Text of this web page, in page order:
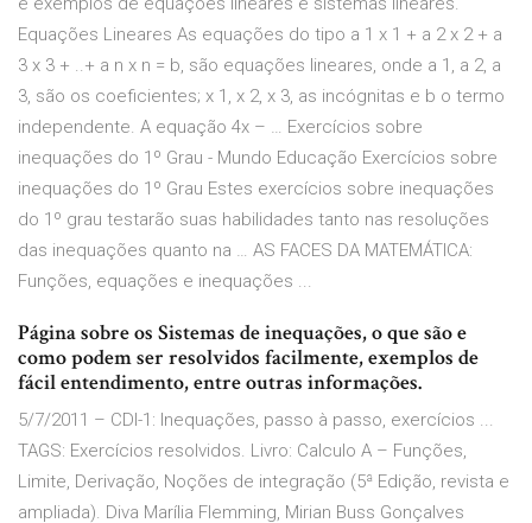
Equações Lineares As equações do tipo a 1 x 1 + a 2 x 2 + a
3 x 3 + ..+ a n x n = b, são equações lineares, onde a 1, a 2, a
3, são os coeficientes; x 1, x 2, x 3, as incógnitas e b o termo
independente. A equação 4x – … Exercícios sobre
inequações do 1º Grau - Mundo Educação Exercícios sobre
inequações do 1º Grau Estes exercícios sobre inequações
do 1º grau testarão suas habilidades tanto nas resoluções
das inequações quanto na … AS FACES DA MATEMÁTICA:
Funções, equações e inequações ...
Página sobre os Sistemas de inequações, o que são e
como podem ser resolvidos facilmente, exemplos de
fácil entendimento, entre outras informações.
5/7/2011 – CDI-1: Inequações, passo à passo, exercícios ...
TAGS: Exercícios resolvidos. Livro: Calculo A – Funções,
Limite, Derivação, Noções de integração (5ª Edição, revista e
ampliada). Diva Marília Flemming, Mirian Buss Gonçalves